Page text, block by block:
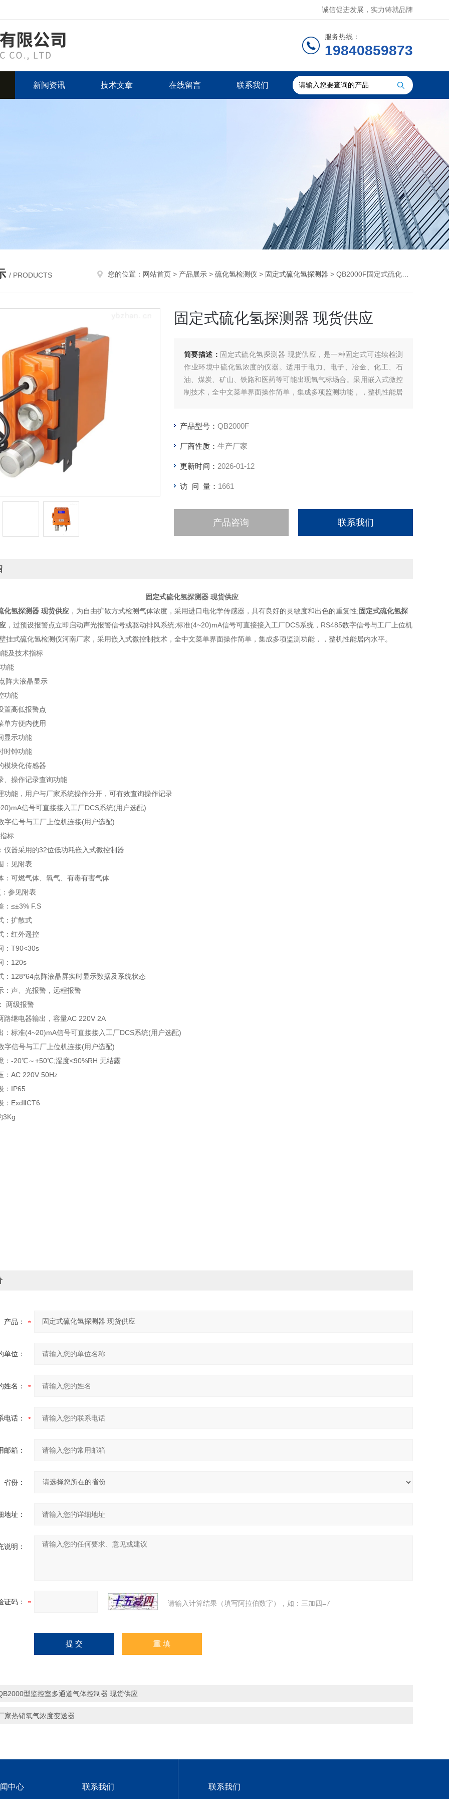
诚信促进发展，实力铸就品牌
服务热线：
19840859873
新闻资讯 技术文章 在线留言 联系我们
/ PRODUCTS 您的位置： 网站首页 > 产品展示 > 硫化氢检测仪 > 固定式硫化氢探测器 > QB2000F固定式硫化氢探测器 现货供应
固定式硫化氢探测器 现货供应
简要描述： 固定式硫化氢探测器 现货供应，是一种固定式可连续检测
作业环境中硫化氢浓度的仪器。适用于电力、电子、冶金、化工、石
油、煤炭、矿山、铁路和医药等可能出现氧气标场合。采用嵌入式微控
制技术，全中文菜单界面操作简单，集成多项监测功能，，整机性能居
产品型号： QB2000F
厂商性质： 生产厂家
更新时间： 2026-01-12
访 问 量： 1661
产品咨询 联系我们
固定式硫化氢探测器 现货供应
化氢探测器 现货供应 ，为自由扩散方式检测气体浓度，采用进口电化学传感器，具有良好的灵敏度和出色的重复性;固定式硫化氢探
，过预设报警点立即启动声光报警信号或驱动排风系统;标准(4~20)mA信号可直接接入工厂DCS系统，RS485数字信号与工厂上位机
挂式硫化氢检测仪河南厂家，采用嵌入式微控制技术，全中文菜单界面操作简单，集成多项监测功能，，整机性能居内水平。
技术指标
能
大液晶显示
能
高低报警点
方便内使用
示功能
钟功能
块化传感器
操作记录查询功能
，用户与厂家系统操作分开，可有效查询操作记录
信号可直接接入工厂DCS系统(用户选配)
号与工厂上位机连接(用户选配)
标
采用的32位低功耗嵌入式微控制器
见附表
燃气体、氧气、有毒有害气体
见附表
≤±3% F.S
扩散式
红外遥控
T90<30s
120s
点阵液晶屏实时显示数据及系统状态
、光报警，远程报警
级报警
电器输出，容量AC 220V 2A
准(4~20)mA信号可直接接入工厂DCS系统(用户选配)
号与工厂上位机连接(用户选配)
20℃～+50℃;湿度<90%RH 无结露
AC 220V 50Hz
IP65
ExdⅡCT6
产品：
单位：
姓名：
电话：
邮箱：
省份：
地址：
说明：
证码： 请输入计算结果（填写阿拉伯数字），如：三加四=7
型监控室多通道气体控制器 现货供应
家热销氧气浓度变送器
中心 联系我们 联系我们